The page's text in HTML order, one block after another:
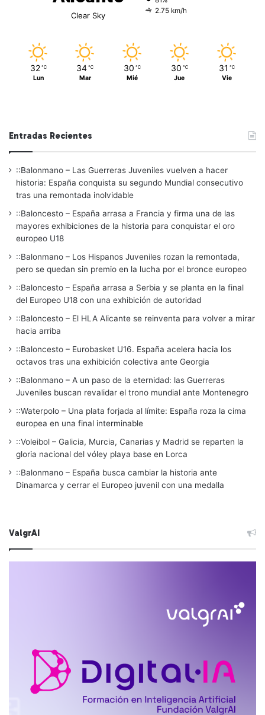
Clear Sky
2.75 km/h
32 ℃
Lun
34 ℃
Mar
30 ℃
Mié
30 ℃
Jue
31 ℃
Vie
Entradas Recientes
::Balonmano – Las Guerreras Juveniles vuelven a hacer
historia: España conquista su segundo Mundial consecutivo
tras una remontada inolvidable
::Baloncesto – España arrasa a Francia y firma una de las
mayores exhibiciones de la historia para conquistar el oro
europeo U18
::Balonmano – Los Hispanos Juveniles rozan la remontada,
pero se quedan sin premio en la lucha por el bronce europeo
::Baloncesto – España arrasa a Serbia y se planta en la final
del Europeo U18 con una exhibición de autoridad
::Baloncesto – El HLA Alicante se reinventa para volver a mirar
hacia arriba
::Baloncesto – Eurobasket U16. España acelera hacia los
octavos tras una exhibición colectiva ante Georgia
::Balonmano – A un paso de la eternidad: las Guerreras
Juveniles buscan revalidar el trono mundial ante Montenegro
::Waterpolo – Una plata forjada al límite: España roza la cima
europea en una final interminable
::Voleibol – Galicia, Murcia, Canarias y Madrid se reparten la
gloria nacional del vóley playa base en Lorca
::Balonmano – España busca cambiar la historia ante
Dinamarca y cerrar el Europeo juvenil con una medalla
ValgrAI